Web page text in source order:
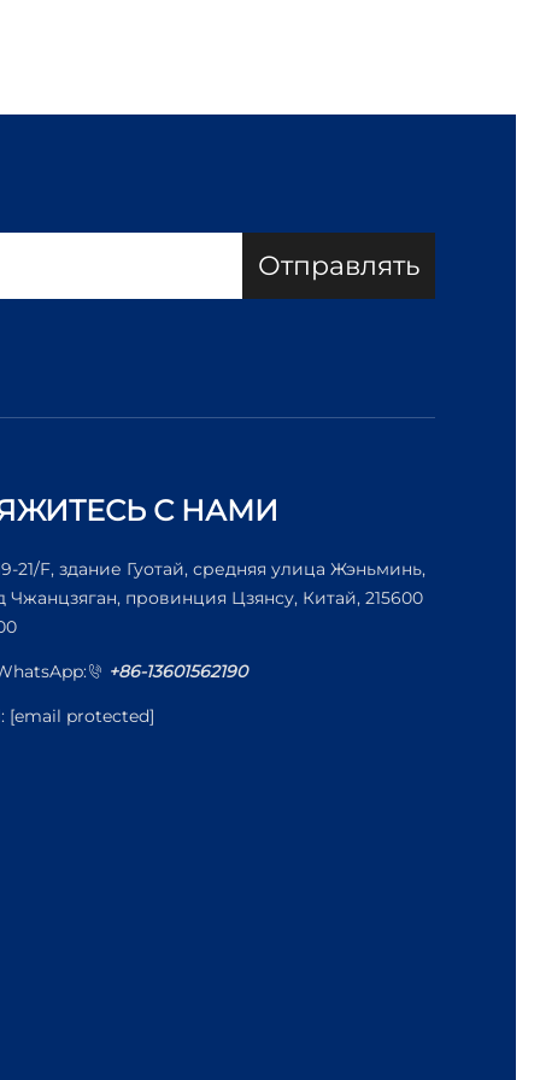
Отправлять
С НАМИ
21/F, здание Гуотай, средняя улица Жэньминь,
Чжанцзяган, провинция Цзянсу, Китай, 215600
+86-13601562190
[email protected]